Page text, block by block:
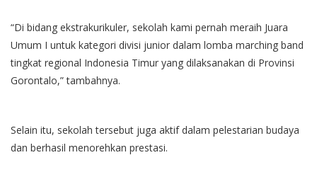
“Di bidang ekstrakurikuler, sekolah kami pernah meraih Juara
Umum I untuk kategori divisi junior dalam lomba marching band
tingkat regional Indonesia Timur yang dilaksanakan di Provinsi
Gorontalo,” tambahnya.
Selain itu, sekolah tersebut juga aktif dalam pelestarian budaya
dan berhasil menorehkan prestasi.